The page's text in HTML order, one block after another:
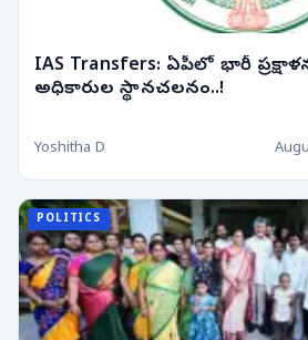
IAS Transfers: ఏపీలో భారీ
అధికారుల స్థానచలనం..!
Yoshitha D
POLITICS